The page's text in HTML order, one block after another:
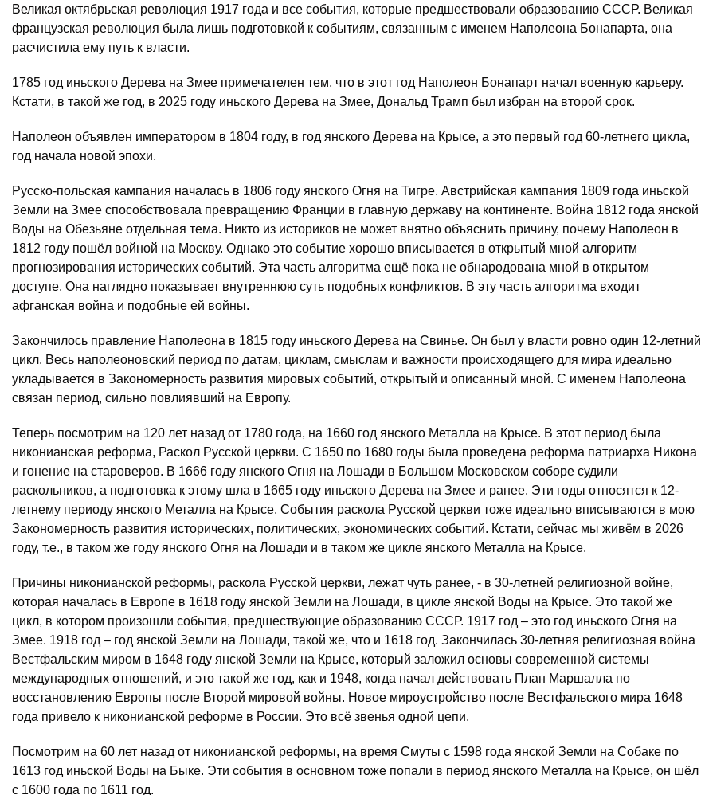
Великая октябрьская революция 1917 года и все события, которые предшествовали образованию СССР. Великая
французская революция была лишь подготовкой к событиям, связанным с именем Наполеона Бонапарта, она
расчистила ему путь к власти.
1785 год иньского Дерева на Змее примечателен тем, что в этот год Наполеон Бонапарт начал военную карьеру.
Кстати, в такой же год, в 2025 году иньского Дерева на Змее, Дональд Трамп был избран на второй срок.
Наполеон объявлен императором в 1804 году, в год янского Дерева на Крысе, а это первый год 60-летнего цикла,
год начала новой эпохи.
Русско-польская кампания началась в 1806 году янского Огня на Тигре. Австрийская кампания 1809 года иньской
Земли на Змее способствовала превращению Франции в главную державу на континенте. Война 1812 года янской
Воды на Обезьяне отдельная тема. Никто из историков не может внятно объяснить причину, почему Наполеон в
1812 году пошёл войной на Москву. Однако это событие хорошо вписывается в открытый мной алгоритм
прогнозирования исторических событий. Эта часть алгоритма ещё пока не обнародована мной в открытом
доступе. Она наглядно показывает внутреннюю суть подобных конфликтов. В эту часть алгоритма входит
афганская война и подобные ей войны.
Закончилось правление Наполеона в 1815 году иньского Дерева на Свинье. Он был у власти ровно один 12-летний
цикл. Весь наполеоновский период по датам, циклам, смыслам и важности происходящего для мира идеально
укладывается в Закономерность развития мировых событий, открытый и описанный мной. С именем Наполеона
связан период, сильно повлиявший на Европу.
Теперь посмотрим на 120 лет назад от 1780 года, на 1660 год янского Металла на Крысе. В этот период была
никонианская реформа, Раскол Русской церкви. С 1650 по 1680 годы была проведена реформа патриарха Никона
и гонение на староверов. В 1666 году янского Огня на Лошади в Большом Московском соборе судили
раскольников, а подготовка к этому шла в 1665 году иньского Дерева на Змее и ранее. Эти годы относятся к 12-
летнему периоду янского Металла на Крысе. События раскола Русской церкви тоже идеально вписываются в мою
Закономерность развития исторических, политических, экономических событий. Кстати, сейчас мы живём в 2026
году, т.е., в таком же году янского Огня на Лошади и в таком же цикле янского Металла на Крысе.
Причины никонианской реформы, раскола Русской церкви, лежат чуть ранее, - в 30-летней религиозной войне,
которая началась в Европе в 1618 году янской Земли на Лошади, в цикле янской Воды на Крысе. Это такой же
цикл, в котором произошли события, предшествующие образованию СССР. 1917 год – это год иньского Огня на
Змее. 1918 год – год янской Земли на Лошади, такой же, что и 1618 год. Закончилась 30-летняя религиозная война
Вестфальским миром в 1648 году янской Земли на Крысе, который заложил основы современной системы
международных отношений, и это такой же год, как и 1948, когда начал действовать План Маршалла по
восстановлению Европы после Второй мировой войны. Новое мироустройство после Вестфальского мира 1648
года привело к никонианской реформе в России. Это всё звенья одной цепи.
Посмотрим на 60 лет назад от никонианской реформы, на время Смуты с 1598 года янской Земли на Собаке по
1613 год иньской Воды на Быке. Эти события в основном тоже попали в период янского Металла на Крысе, он шёл
с 1600 года по 1611 год.